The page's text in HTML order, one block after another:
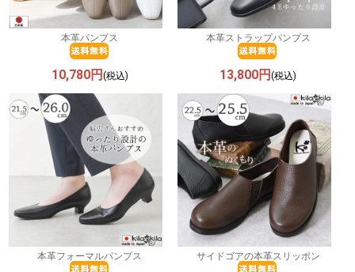
本革パンプス
10,780円 (税込)
本革ストラップパンプス
13,800円(税込)
本革フォーマルパンプス サイドゴアの本革スリッポン